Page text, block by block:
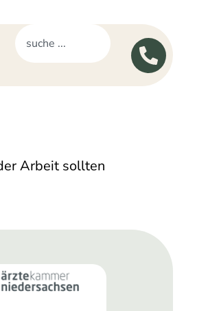
Arbeit sollten